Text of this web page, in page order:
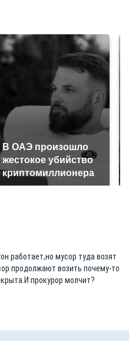
В ОАЭ произошло
жестокое убийство
криптомиллионера
работает,но мусор туда возят
продолжают возить почему-то
прокурор молчит?